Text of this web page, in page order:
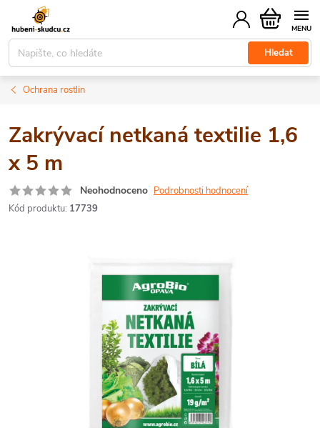
obsah
Hledat
Nákupní
košík
Ochrana rostlin
Zakrývací netkaná textilie 1,6
x 5 m
Neohodnoceno Podrobnosti hodnocení
Kód produktu: 17739